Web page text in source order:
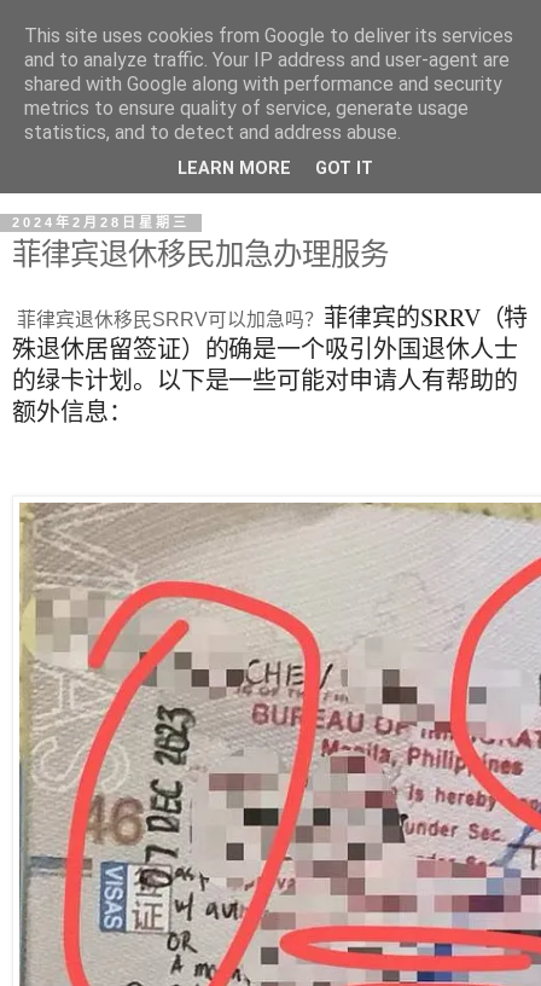
2024年2月28日星期三
菲律宾退休移民加急办理服务
菲律宾退休移民SRRV可以加急吗？ 菲律宾的SRRV（特
殊退休居留签证）的确是一个吸引外国退休人士
的绿卡计划。以下是一些可能对申请人有帮助的
额外信息：
This site uses cookies from Google to deliver its services
and to analyze traffic. Your IP address and user-agent are
shared with Google along with performance and security
metrics to ensure quality of service, generate usage
statistics, and to detect and address abuse.
LEARN MORE GOT IT